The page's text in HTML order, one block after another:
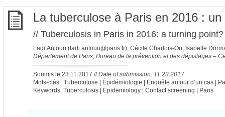
La tuberculose à Paris en 2016 :
// Tuberculosis in Paris in 2016: a turning point?
Fadi Antoun (fadi.antoun@paris.fr), Cécile Charlois-Ou, Isabelle
Département de Paris, Bureau de la prévention et des dépistages –
Soumis le 23.11.2017 //Date of submission: 11.23.2017
Mots-clés : Tuberculose | Épidémiologie | Enquête autour d’un cas |
Keywords: Tuberculosis | Epidemiology | Contact screening | Paris